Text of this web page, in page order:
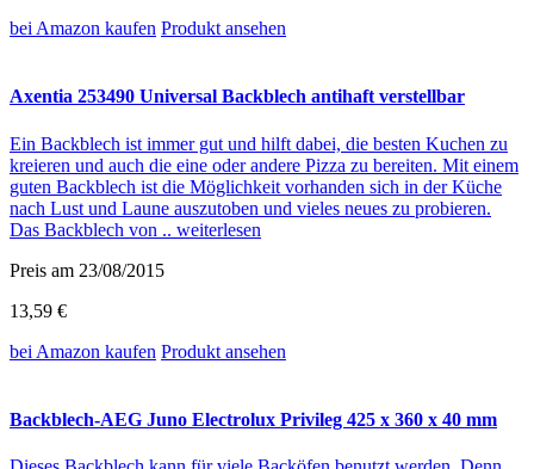
bei Amazon kaufen Produkt ansehen
Axentia 253490 Universal Backblech antihaft verstellbar
Ein Backblech ist immer gut und hilft dabei, die besten Kuchen zu
kreieren und auch die eine oder andere Pizza zu bereiten. Mit einem
guten Backblech ist die Möglichkeit vorhanden sich in der Küche
nach Lust und Laune auszutoben und vieles neues zu probieren.
Das Backblech von .. weiterlesen
Preis am 23/08/2015
13,59 €
bei Amazon kaufen Produkt ansehen
Backblech-AEG Juno Electrolux Privileg 425 x 360 x 40 mm